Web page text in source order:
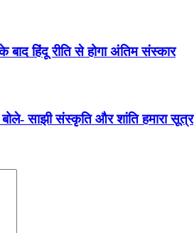
हिंदू रीति से होगा अंतिम संस्कार
साझी संस्कृति और शांति हमारा सूत्र